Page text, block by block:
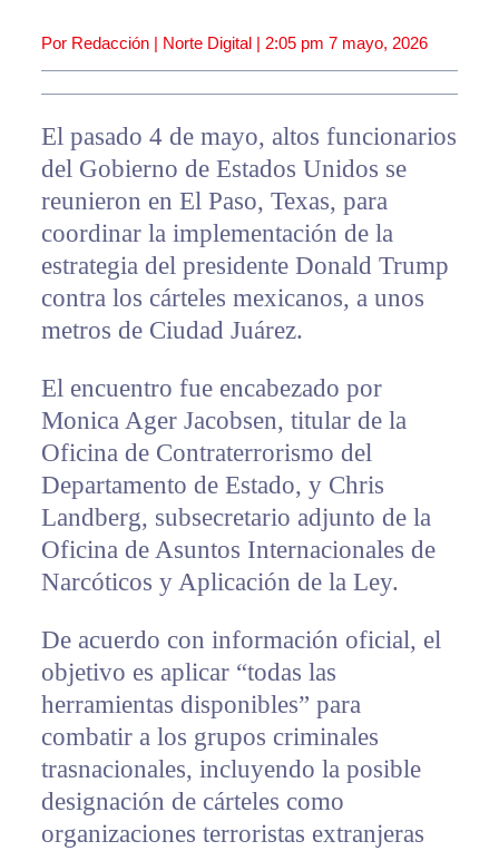
Por Redacción | Norte Digital | 2:05 pm 7 mayo, 2026
El pasado 4 de mayo, altos funcionarios
del Gobierno de Estados Unidos se
reunieron en El Paso, Texas, para
coordinar la implementación de la
estrategia del presidente Donald Trump
contra los cárteles mexicanos, a unos
metros de Ciudad Juárez.
El encuentro fue encabezado por
Monica Ager Jacobsen, titular de la
Oficina de Contraterrorismo del
Departamento de Estado, y Chris
Landberg, subsecretario adjunto de la
Oficina de Asuntos Internacionales de
Narcóticos y Aplicación de la Ley.
De acuerdo con información oficial, el
objetivo es aplicar “todas las
herramientas disponibles” para
combatir a los grupos criminales
trasnacionales, incluyendo la posible
designación de cárteles como
organizaciones terroristas extranjeras